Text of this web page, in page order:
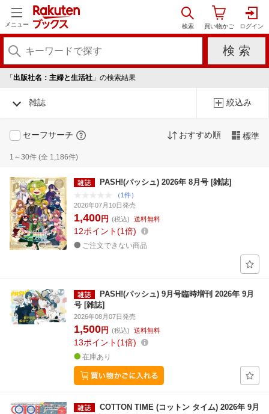
メニュー
「 出版社名：主婦と生活社 」の検索結果
雑誌 絞込み
セーフサーチ おすすめ順 標準
1～30件 (全 1,186件)
PASH!(パッシュ) 2026年 8月号 [雑誌]
（1件）
2026年07月10日発売
1,400円 (税込) 送料無料
12ポイント 1倍
ご注文できない商品
PASH!(パッシュ) 9月号臨時増刊 2026年 9月
号 [雑誌]
2026年08月07日発売
1,500円 (税込) 送料無料
13ポイント 1倍
在庫あり
COTTON TIME (コットン タイム) 2026年 9月